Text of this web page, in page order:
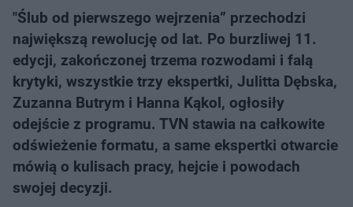
"Ślub od pierwszego wejrzenia” przechodzi
największą rewolucję od lat. Po burzliwej 11.
edycji, zakończonej trzema rozwodami i falą
krytyki, wszystkie trzy ekspertki, Julitta Dębska,
Zuzanna Butrym i Hanna Kąkol, ogłosiły
odejście z programu. TVN stawia na całkowite
odświeżenie formatu, a same ekspertki otwarcie
mówią o kulisach pracy, hejcie i powodach
swojej decyzji.